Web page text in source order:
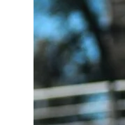
ARGENTINOS
DE
ALTO
RENDIMIENTO
(JADAR)
ROSARIO
2025